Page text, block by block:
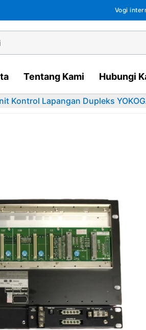
Vogi
Tentang Kami Hubungi
Kontrol Lapangan Dupleks